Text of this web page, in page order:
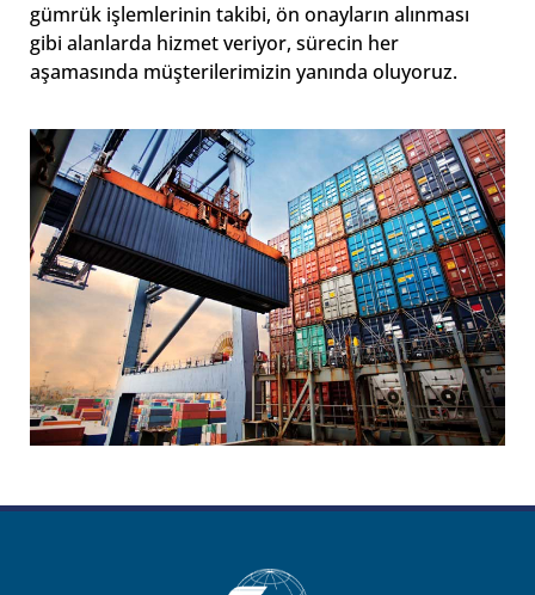
gümrük işlemlerinin takibi, ön onayların alınması
gibi alanlarda hizmet veriyor, sürecin her
aşamasında müşterilerimizin yanında oluyoruz.